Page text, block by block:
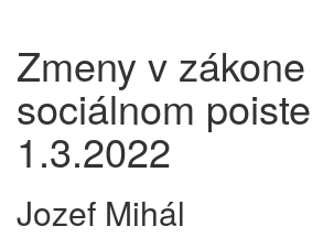
Zmeny v
sociálnom
1.3.2022
Jozef Mihál